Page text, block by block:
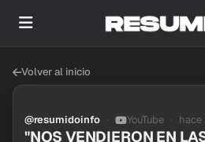
Volver al inicio
@resumidoinfo YouTube hace
"NOS VENDIERON EN